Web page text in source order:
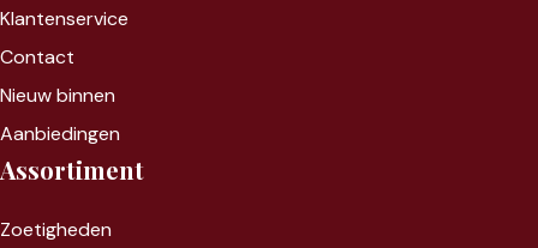
Klantenservice
Contact
Nieuw binnen
Aanbiedingen
Assortiment
Zoetigheden